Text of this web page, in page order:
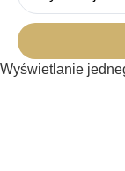
Wyświetlanie